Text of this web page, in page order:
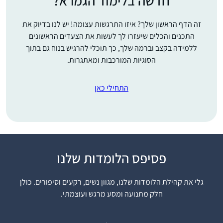
זה הדף הראשון שלך? איזו התרגשות עצומה! יש לנו בדיוק את
התכנים והכלים שיעזרו לך לעשות את הצעדים הראשונים
ללמידה בקצב וברמה שלך, כך תוכלי להרגיש בנוח גם בתוך
הסוגיות המורכבות ומאתגרות.
התחילי כאן
פסיפס הלומדות שלנו
גלי את קהילת הלומדות שלנו, מגוון נשים, רקעים וסיפורים. כולן
חלק מתנועה ומסע מרגש ועוצמתי.
אחי, שלומד דף יומי
חברותא ללימוד מסכת
ראש השנה והציע לי.